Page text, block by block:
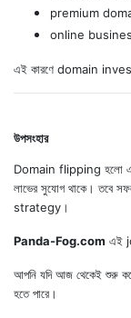
premium
online
এই কারণে domain
উপসংহার
Domain flipping হলো
লাভের সুযোগ থাকে। তবে
strategy।
Panda-Fog.com এই
আপনি যদি আজ থেকেই শুরু
হতে পারে।